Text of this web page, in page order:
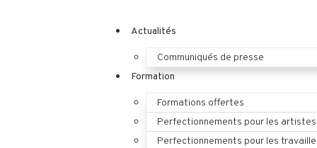
Actualités
Communiqués de presse
Formation
Formations offertes
Perfectionnements pour les artistes
Perfectionnements pour les